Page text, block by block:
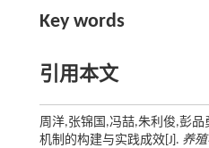
Key words
引用本文
周洋,张锦国,冯喆,朱利俊,彭
机制的构建与实践成效[J]. 养